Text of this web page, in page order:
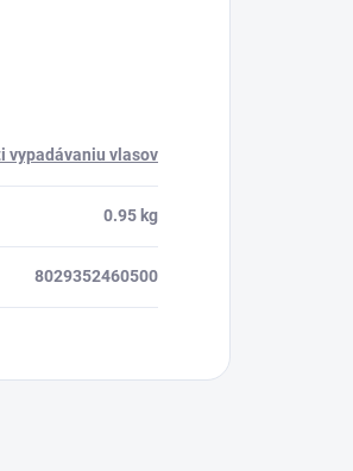
vypadávaniu vlasov
0.95 kg
8029352460500